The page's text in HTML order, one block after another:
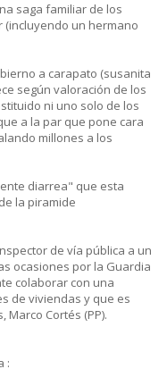
saga familiar de los
(incluyendo un hermano
a carapato (susanita
según valoración de los
ni uno solo de los
a la par que pone cara
millones a los
diarrea" que esta
la piramide
de vía pública a un
ocasiones por la Guardia
colaborar con una
de viviendas y que es
Cortés (PP).
: